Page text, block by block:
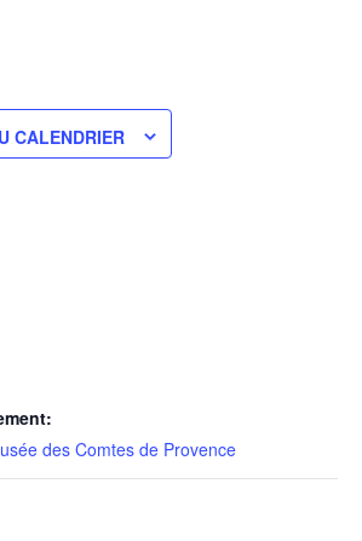
CALENDRIER
des Comtes de Provence